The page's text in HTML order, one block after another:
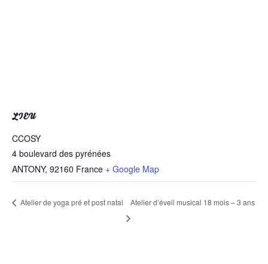
LIEU
CCOSY
4 boulevard des pyrénées
ANTONY, 92160 France + Google Map
Atelier de yoga pré et post natal Atelier d’éveil musical 18 mois – 3 ans